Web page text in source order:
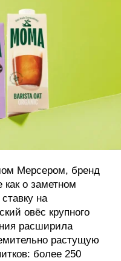
Мерсером, бренд
как о заметном
на
овёс крупного
расширила
растущую
более 250